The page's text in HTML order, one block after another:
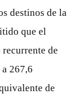
destinos de la
que el
de
267,6
de